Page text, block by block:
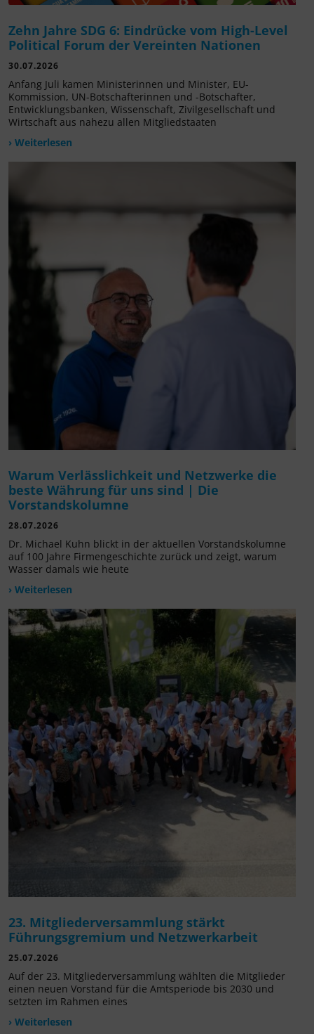
Zehn Jahre SDG 6: Eindrücke vom High-Level
Political Forum der Vereinten Nationen
30.07.2026
Anfang Juli kamen Ministerinnen und Minister, EU-
Kommission, UN-Botschafterinnen und -Botschafter,
Entwicklungsbanken, Wissenschaft, Zivilgesellschaft und
Wirtschaft aus nahezu allen Mitgliedstaaten
› Weiterlesen
Warum Verlässlichkeit und Netzwerke die
beste Währung für uns sind | Die
Vorstandskolumne
28.07.2026
Dr. Michael Kuhn blickt in der aktuellen Vorstandskolumne
auf 100 Jahre Firmengeschichte zurück und zeigt, warum
Wasser damals wie heute
› Weiterlesen
23. Mitgliederversammlung stärkt
Führungsgremium und Netzwerkarbeit
25.07.2026
Auf der 23. Mitgliederversammlung wählten die Mitglieder
einen neuen Vorstand für die Amtsperiode bis 2030 und
setzten im Rahmen eines
› Weiterlesen